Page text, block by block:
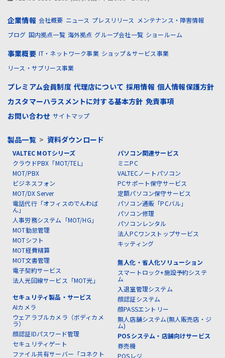
企業情報 会社概要 ニュース プレスリリース
メンテナンス・障害情報
ブログ 国内拠点一覧 海外拠点 グループ会社一覧 ショールーム
事業概要 IT・ネットワーク事業 ショップ＆サービス事業
リース・サブリース事業
プレミアム会員制度 代理店について 採用情報 個人情報保護方針
カスタマーハラスメントに対する基本方針 免責事項
お問い合わせ サイトマップ
製品一覧> 資料ダウンロード
VALTEC MOTシリーズ
クラウドPBX「MOT/TEL」
MOT/PBX
ビジネスフォン
MOT/DX Server
電話代行「オフィスのでんわば
ん」
人事労務システム「MOT/HG」
MOT勤怠管理
MOTシフト
MOT経費精算
MOT文書管理
電子契約サービス
法人光回線サービス「MOT光」
セキュリティ製品・サービス
AIカメラ
ウェアラブルカメラ（ボディカメ
ラ）
顔認証IDパスワード管理
セキュリティゲート
ファイル共有サーバー「コネクト
パソコン関連サービス
ミニPC
VALTECノートパソコン
PCサポート保守サービス
定額パソコン保守サービス
パソコン通販「PCバル」
パソコン修理
パソコンレンタル
法人PCワンストップサービス
キッティング
無人化・省人化ソリューション
スマートロック+施設予約システ
ム
入退室管理システム
顔認証システム
顔PASSエントリー
無人店舗システム(無人販売店・ジ
ム)
POSシステム・店舗向けサービス
券売機
POSレジ